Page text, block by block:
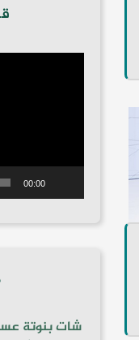
00:00
شات بنوتة